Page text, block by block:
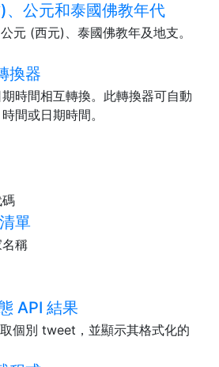
、公元和泰國佛教年代
元 (西元)、泰國佛教年及地支。
換器
時間相互轉換。此轉換器可自動
間或日期時間。
單
稱
API 結果
個別 tweet，並顯示其格式化的